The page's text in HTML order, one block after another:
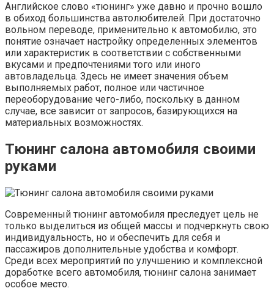
Английское слово «тюнинг» уже давно и прочно вошло
в обиход большинства автолюбителей. При достаточно
вольном переводе, применительно к автомобилю, это
понятие означает настройку определенных элементов
или характеристик в соответствии с собственными
вкусами и предпочтениями того или иного
автовладельца. Здесь не имеет значения объем
выполняемых работ, полное или частичное
переоборудование чего-либо, поскольку в данном
случае, все зависит от запросов, базирующихся на
материальных возможностях.
Тюнинг салона автомобиля своими
руками
Современный тюнинг автомобиля преследует цель не
только выделиться из общей массы и подчеркнуть свою
индивидуальность, но и обеспечить для себя и
пассажиров дополнительные удобства и комфорт.
Среди всех мероприятий по улучшению и комплексной
доработке всего автомобиля, тюнинг салона занимает
особое место.